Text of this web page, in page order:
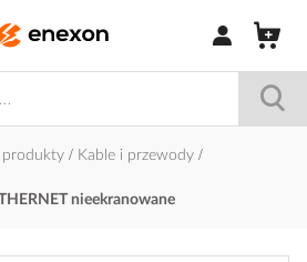
Zaloguj się /
produkty
Kable i przewody
nieekranowane